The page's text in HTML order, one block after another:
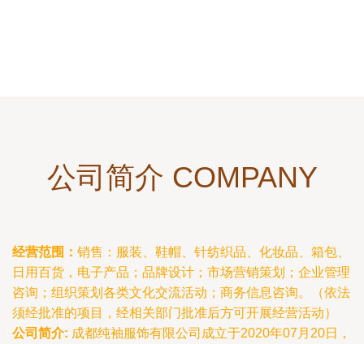
公司简介 COMPANY
经营范围： 销售：服装、鞋帽、针纺织品、化妆品、箱包、
日用百货，电子产品；品牌设计；市场营销策划；企业管理
咨询；组织策划各类文化交流活动；商务信息咨询。（依法
须经批准的项目，经相关部门批准后方可开展经营活动）
公司简介: 成都纯袖服饰有限公司成立于2020年07月20日，